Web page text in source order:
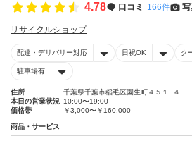
4.78 口コミ 166件
リサイクルショップ
配達・デリバリー対応 日祝OK ク
駐車場有
住所
千葉県千葉市稲毛区園生町４５１−４
本日の営業状況 10:00〜19:00
価格帯
￥3,000〜￥160,000
商品・サービス